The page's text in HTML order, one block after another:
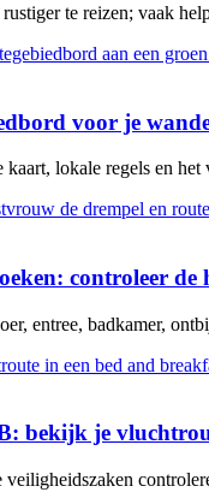
te reizen; vaak
voor je
lokale regels en
controleer de
entree, badkamer,
bekijk je